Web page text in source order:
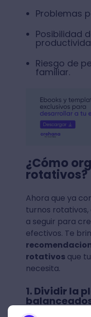
Problemas
Posibilidad
Riesgo de
familiar.
¿Cómo
rotativos?
Ahora que ya
turnos
a seguir para
efectivos. Te
rotativosque
necesita.
1. Dividir la